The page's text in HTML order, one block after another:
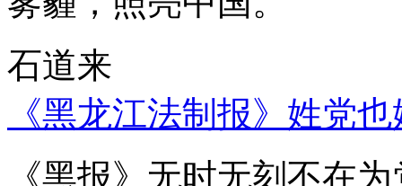
石道来
《黑龙江法制报》姓党
《黑报》无时无刻不在